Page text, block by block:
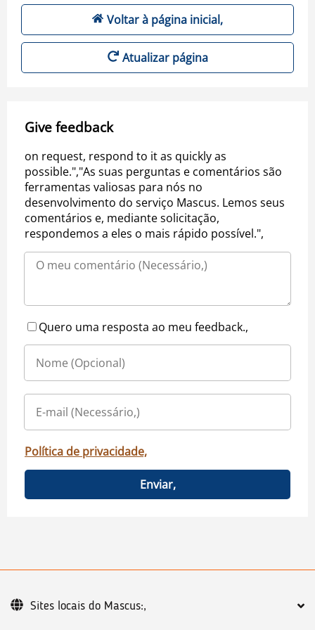
Voltar à página inicial,
Atualizar página
Give feedback
on request, respond to it as quickly as
possible.","As suas perguntas e comentários são
ferramentas valiosas para nós no
desenvolvimento do serviço Mascus. Lemos seus
comentários e, mediante solicitação,
respondemos a eles o mais rápido possível.",
Quero uma resposta ao meu feedback.,
Política de privacidade,
Enviar,
Sites locais do Mascus:,